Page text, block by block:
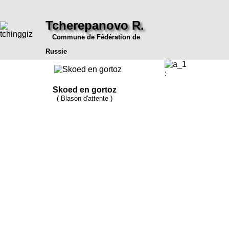
Tcherepanovo R.
Commune de Fédération de
Russie
Skoed en gortoz
( Blason d'attente )
: